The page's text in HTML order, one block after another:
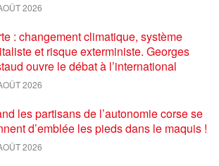
2026
: changement climatique, système
et risque exterministe. Georges
ouvre le débat à l’international
2026
les partisans de l’autonomie corse se
d’emblée les pieds dans le maquis !
2026